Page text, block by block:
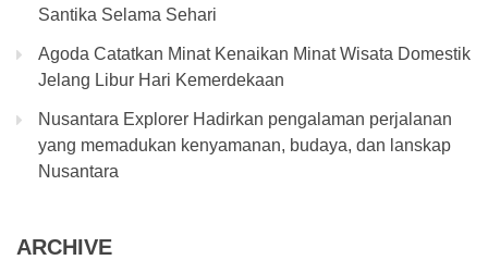
Santika Selama Sehari
Agoda Catatkan Minat Kenaikan Minat Wisata Domestik
Jelang Libur Hari Kemerdekaan
Nusantara Explorer Hadirkan pengalaman perjalanan
yang memadukan kenyamanan, budaya, dan lanskap
Nusantara
ARCHIVE